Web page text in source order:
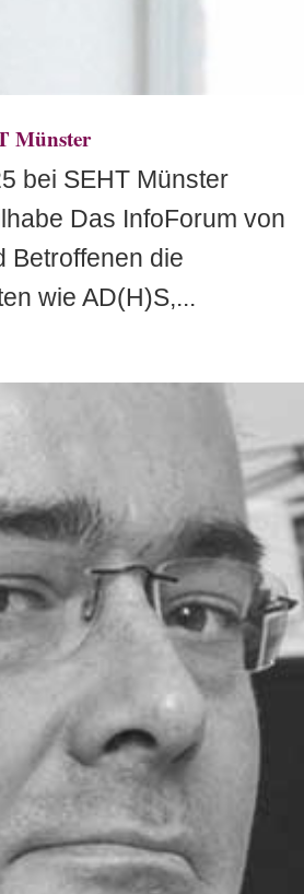
Münster
bei SEHT Münster
Das InfoForum von
Betroffenen die
wie AD(H)S,...